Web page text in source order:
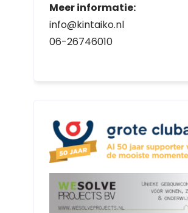
Meer informatie:
info@kintaiko.nl
06-26746010